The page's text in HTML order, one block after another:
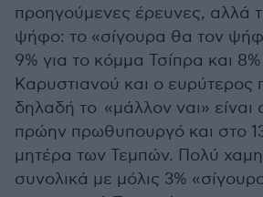
προηγούμενες έρευνες, αλλά
ψήφο: το «σίγουρα θα τον
9% για το κόμμα Τσίπρα και
Καρυστιανού και ο ευρύτερος
δηλαδή το «μάλλον ναι» είναι
πρώην πρωθυπουργό και στο
μητέρα των Τεμπών. Πολύ
συνολικά με μόλις 3%